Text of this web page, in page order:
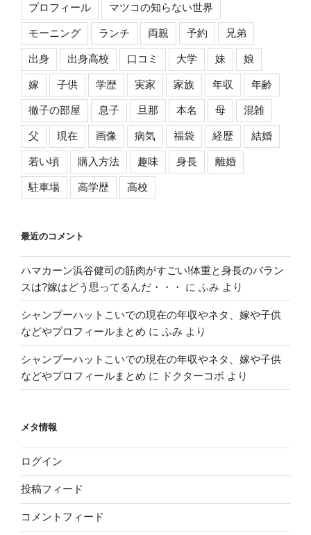
プロフィール マツコの知らない世界
モーニング ランチ 両親 予約 兄弟
出身 出身高校 口コミ 大学 妹 娘
嫁 子供 学歴 実家 家族 年収 年齢
徹子の部屋 息子 旦那 本名 母 混雑
父 現在 画像 病気 福袋 経歴 結婚
若い頃 購入方法 趣味 身長 離婚
駐車場 高学歴 高校
最近のコメント
ハマカーン浜谷健司の筋肉がすごい!体重と身長のバラン
スは?嫁はどう思ってるんだ・・・
に ふみ より
シャンプーハットこいでの現在の年収やネタ、嫁や子供
などやプロフィールまとめ に ふみ より
シャンプーハットこいでの現在の年収やネタ、嫁や子供
などやプロフィールまとめ に ドクターコボ より
メタ情報
ログイン
投稿フィード
コメントフィード